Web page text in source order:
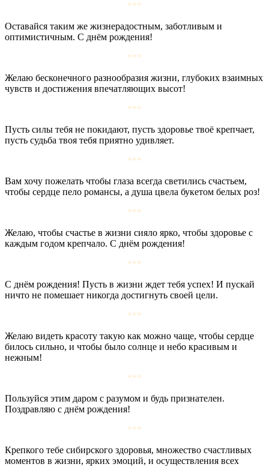
***
Оставайся таким же жизнерадостным, заботливым и
оптимистичным. С днём рождения!
***
Желаю бесконечного разнообразия жизни, глубоких взаимных
чувств и достижения впечатляющих высот!
***
Пусть силы тебя не покидают, пусть здоровье твоё крепчает,
пусть судьба твоя тебя приятно удивляет.
***
Вам хочу пожелать чтобы глаза всегда светились счастьем,
чтобы сердце пело романсы, а душа цвела букетом белых роз!
***
Желаю, чтобы счастье в жизни сияло ярко, чтобы здоровье с
каждым годом крепчало. С днём рождения!
***
С днём рождения! Пусть в жизни ждет тебя успех! И пускай
ничто не помешает никогда достигнуть своей цели.
***
Желаю видеть красоту такую как можно чаще, чтобы сердце
билось сильно, и чтобы было солнце и небо красивым и
нежным!
***
Пользуйся этим даром с разумом и будь признателен.
Поздравляю с днём рождения!
***
Крепкого тебе сибирского здоровья, множество счастливых
моментов в жизни, ярких эмоций, и осуществления всех